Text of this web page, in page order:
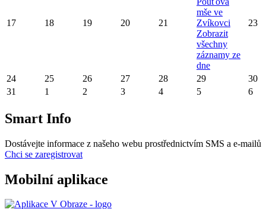
17 18 19 20 21
mše ve
Zvíkovci
Zobrazit
všechny
záznamy ze
dne
23
24 25 26 27 28 29
30
31
1 2 3 4 5 6
Smart Info
Dostávejte informace z našeho webu prostřednictvím SMS a e-mailů
Chci se zaregistrovat
Mobilní aplikace